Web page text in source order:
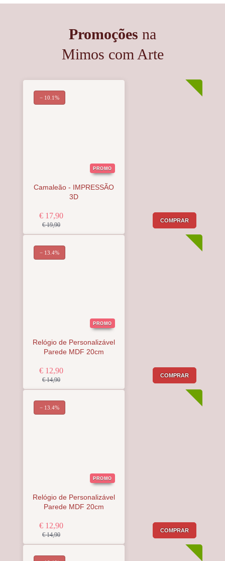
Promoções na
Mimos com Arte
PROMO
Camaleão - IMPRESSÃO
3D
€ 17,90
€ 19,90
COMPRAR
− 10.1%
PROMO
Relógio de Personalizável
Parede MDF 20cm
€ 12,90
€ 14,90
COMPRAR
− 13.4%
PROMO
Relógio de Personalizável
Parede MDF 20cm
€ 12,90
€ 14,90
COMPRAR
− 13.4%